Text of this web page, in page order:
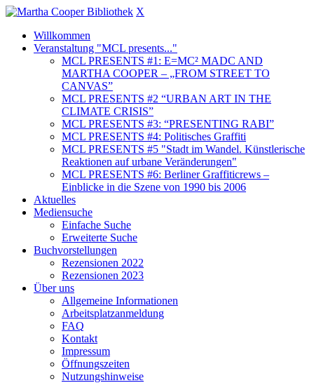
X
Willkommen
Veranstaltung "MCL presents..."
MCL PRESENTS #1: E=MC² MADC AND
MARTHA COOPER – „FROM STREET TO
CANVAS”
MCL PRESENTS #2 “URBAN ART IN THE
CLIMATE CRISIS”
MCL PRESENTS #3: “PRESENTING RABI”
MCL PRESENTS #4: Politisches Graffiti
MCL PRESENTS #5 "Stadt im Wandel. Künstlerische
Reaktionen auf urbane Veränderungen"
MCL PRESENTS #6: Berliner Graffiticrews –
Einblicke in die Szene von 1990 bis 2006
Aktuelles
Mediensuche
Einfache Suche
Erweiterte Suche
Buchvorstellungen
Rezensionen 2022
Rezensionen 2023
Über uns
Allgemeine Informationen
Arbeitsplatzanmeldung
FAQ
Kontakt
Impressum
Öffnungszeiten
Nutzungshinweise